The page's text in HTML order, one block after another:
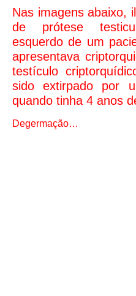
Nas imagens abaixo,
de prótese
esquerdo de um
apresentava
testículo
sido extirpado por
quando tinha 4 anos
Degermação…